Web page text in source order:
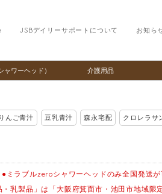
お知ら
JSBデイリーサポートについて
ャワーヘッド） 介護用品
りんご青汁 豆乳青汁 森永宅配 クロレラサ
●ミラブルzeroシャワーヘッドのみ全国発送が
・乳製品」は「大阪府箕面市・池田市地域限